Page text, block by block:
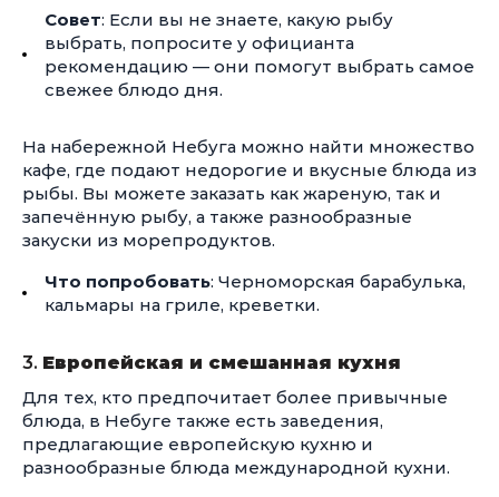
Совет: Если вы не знаете, какую рыбу
выбрать, попросите у официанта
рекомендацию — они помогут выбрать самое
свежее блюдо дня.
На набережной Небуга можно найти множество
кафе, где подают недорогие и вкусные блюда из
рыбы. Вы можете заказать как жареную, так и
запечённую рыбу, а также разнообразные
закуски из морепродуктов.
Что попробовать: Черноморская барабулька,
кальмары на гриле, креветки.
3. Европейская и смешанная кухня
Для тех, кто предпочитает более привычные
блюда, в Небуге также есть заведения,
предлагающие европейскую кухню и
разнообразные блюда международной кухни.